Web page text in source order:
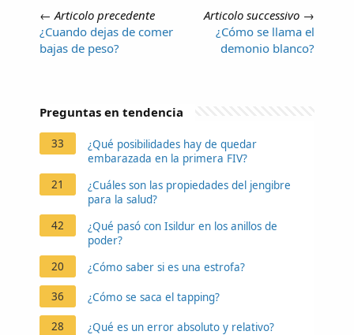
← Articolo precedente
¿Cuando dejas de comer
bajas de peso?
Articolo successivo →
¿Cómo se llama el
demonio blanco?
Preguntas en tendencia
33
¿Qué posibilidades hay de quedar
embarazada en la primera FIV?
21
¿Cuáles son las propiedades del jengibre
para la salud?
42
¿Qué pasó con Isildur en los anillos de
poder?
20
¿Cómo saber si es una estrofa?
36 ¿Cómo se saca el tapping?
28 ¿Qué es un error absoluto y relativo?